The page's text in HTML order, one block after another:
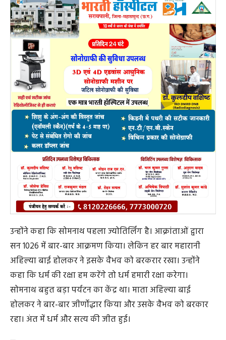
उन्होंने कहा कि सोमनाथ पहला ज्योतिर्लिंग है। आक्रांताओं द्वारा
सन 1026 में बार-बार आक्रमण किया। लेकिन हर बार महारानी
अहिल्या बाई होलकर ने इसके वैभव को बरकरार रखा। उन्होंने
कहा कि धर्म की रक्षा हम करेंगे तो धर्म हमारी रक्षा करेगा।
सोमनाथ बहुत बड़ा पर्यटन का केंद्र था। माता अहिल्या बाई
होलकर ने बार-बार जीर्णोद्धार किया और उसके वैभव को बरकार
रहा। अंत में धर्म और सत्य की जीत हुई।